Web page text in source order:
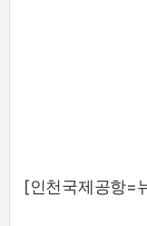
[인천국제공항=